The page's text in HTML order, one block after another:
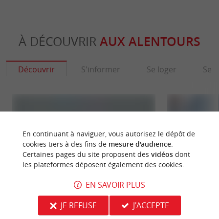
À DÉCOUVRIR AUX ALENTOURS
Découvrir S'informer Se loger Se
Réserve Orni­thologique du Teich Delta de la Leyre
En continuant à naviguer, vous autorisez le dépôt de
cookies tiers à des fins de mesure d'audience.
Certaines pages du site proposent des vidéosdont
les plateformes déposent également des cookies.
EN SAVOIR PLUS
JE REFUSE
J'ACCEPTE